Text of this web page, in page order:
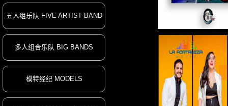
五人组乐队 FIVE ARTIST BAND
多人组合乐队 BIG BANDS
模特经纪 MODELS
THE CORAL